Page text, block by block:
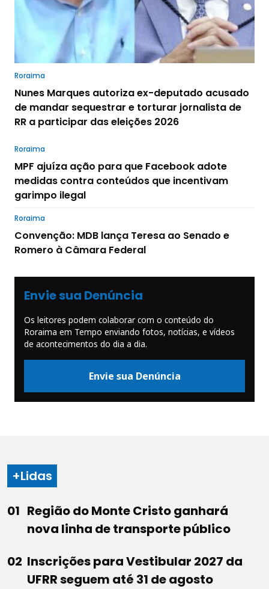
Roraima
Nunes Marques autoriza ex-deputado acusado
de mandar sequestrar e torturar jornalista de
RR a participar das eleições 2026
Roraima
MPF ajuíza ação para que Facebook adote
medidas contra conteúdos que incentivam
garimpo ilegal
Roraima
Convenção: MDB lança Teresa ao Senado e
Romero à Câmara Federal
Envie sua Denúncia
Os leitores podem colaborar com o conteúdo do
Roraima em Tempo enviando fotos, notícias, e vídeos
de acontecimentos do dia a dia.
Envie sua Denúncia
+Lidas
Região do Monte Cristo ganhará
nova linha de transporte público
Inscrições para Vestibular 2027 da
UFRR seguem até 31 de agosto